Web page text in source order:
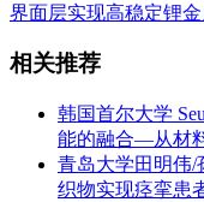
界面层实现高稳定锂
相关推荐
韩国首尔大学
能的融合—从材
青岛大学田明伟/
织物实现痉挛患